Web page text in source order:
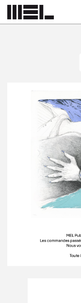
Panneau de gestion des